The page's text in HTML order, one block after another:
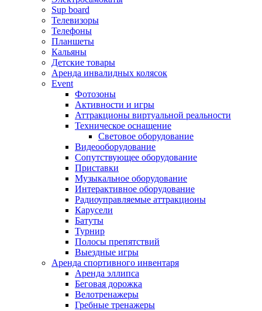
Sup board
Телевизоры
Телефоны
Планшеты
Кальяны
Детские товары
Аренда инвалидных колясок
Event
Фотозоны
Активности и игры
Аттракционы виртуальной реальности
Техническое оснащение
Световое оборудование
Видеооборудование
Сопутствующее оборудование
Приставки
Музыкальное оборудование
Интерактивное оборудование
Радиоуправляемые аттракционы
Карусели
Батуты
Турнир
Полосы препятствий
Выездные игры
Аренда спортивного инвентаря
Аренда эллипса
Бeговая дoрожка
Велотренажеры
Гребные тренажеры